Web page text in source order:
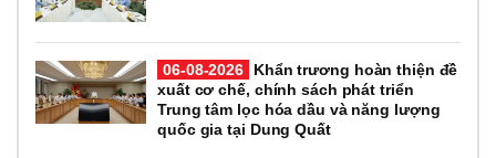
06-08-2026
Khẩn trương hoàn thiện đề
xuất cơ chế, chính sách phát triển
Trung tâm lọc hóa dầu và năng lượng
quốc gia tại Dung Quất